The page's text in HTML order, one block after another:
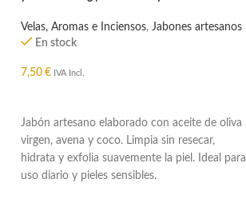
Velas, Aromas e Inciensos, Jabones artesanos
En stock
7,50 € IVA Incl.
Jabón artesano elaborado con aceite de oliva
virgen, avena y coco. Limpia sin resecar,
hidrata y exfolia suavemente la piel. Ideal para
uso diario y pieles sensibles.